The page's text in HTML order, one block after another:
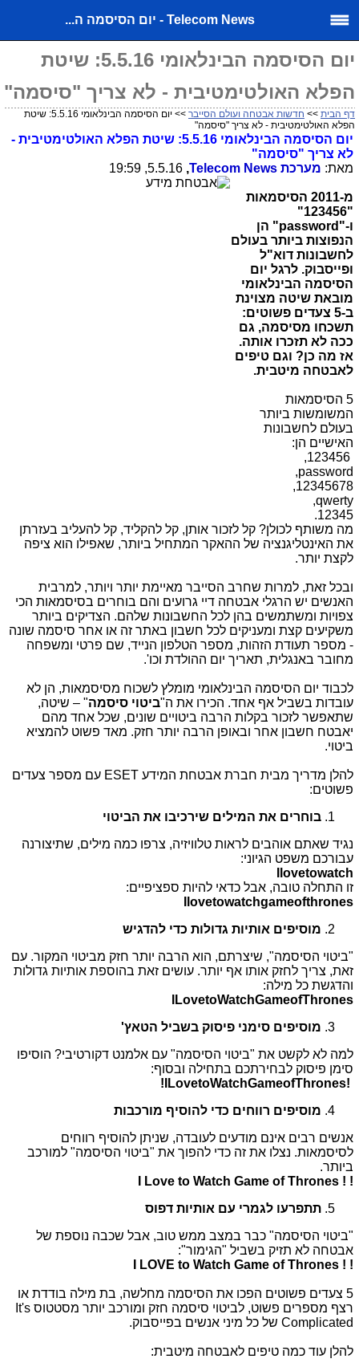
Telecom News - יום הסיסמה ה...
יום הסיסמה הבינלאומי 5.5.16: שיטת
הפלא האולטימטיבית - לא צריך "סיסמה"
דף הבית >> חדשות אבטחה ועולם הסייבר
>> יום הסיסמה הבינלאומי 5.5.16: שיטת
הפלא האולטימטיבית - לא צריך "סיסמה"
יום הסיסמה הבינלאומי 5.5.16: שיטת הפלא האולטימטיבית -
לא צריך "סיסמה"
מאת: מערכת Telecom News
,
מ-2011 הסיסמאות
"123456"
ו-"password" הן
הנפוצות ביותר בעולם
לחשבונות דוא"ל
ופייסבוק. לרגל יום
הסיסמה הבינלאומי
מובאת שיטה מצוינת
ב-5 צעדים פשוטים:
תשכחו מסיסמה, גם
ככה לא תזכרו אותה.
אז מה כן? וגם טיפים
לאבטחה מיטבית.
5 הסיסמאות
המשומשות ביותר
בעולם לחשבונות
האישיים הן:
,password
12345678
,
,qwerty
12345
.
מה משותף לכולן? קל לזכור אותן, קל להקליד, קל להעליב בעזרתן
את האינטליגנציה של ההאקר המתחיל ביותר, שאפילו הוא ציפה
לקצת יותר.
ובכל זאת, למרות שחרב הסייבר מאיימת יותר ויותר, למרבית
האנשים יש הרגלי אבטחה דיי גרועים והם בוחרים בסיסמאות הכי
צפויות ומשתמשים בהן לכל החשבונות שלהם. הצדיקים ביותר
משקיעים קצת ומעניקים לכל חשבון באתר זה או אחר סיסמה שונה
- מספר תעודת הזהות, מספר הטלפון הנייד, שם פרטי ומשפחה
מחובר באנגלית, תאריך יום ההולדת וכו'.
לכבוד יום הסיסמה הבינלאומי מומלץ לשכוח מסיסמאות, הן לא
עובדות בשביל אף אחד. הכירו את ה"ביטוי סיסמה" – שיטה,
שתאפשר לזכור בקלות הרבה ביטויים שונים, שכל אחד מהם
יאבטח חשבון אחר ובאופן הרבה יותר חזק. מאד פשוט להמציא
ביטוי.
להלן מדריך מבית חברת אבטחת המידע ESET עם מספר צעדים
פשוטים:
בוחרים את המילים שירכיבו את הביטוי
נגיד שאתם אוהבים לראות טלוויזיה, צרפו כמה מילים, שתיצורנה
עבורכם משפט הגיוני:
Ilovetowatch
זו התחלה טובה, אבל כדאי להיות ספציפיים:
Ilovetowatchgameofthrones
מוסיפים אותיות גדולות כדי להדגיש
"ביטוי הסיסמה", שיצרתם, הוא הרבה יותר חזק מביטוי המקור. עם
זאת, צריך לחזק אותו אף יותר. עושים זאת בהוספת אותיות גדולות
והדגשת כל מילה:
ILovetoWatchGameofThrones
מוסיפים סימני פיסוק בשביל הטאץ'
למה לא לקשט את "ביטוי הסיסמה" עם אלמנט דקורטיבי? הוסיפו
סימן פיסוק לבחירתכם בתחילה ובסוף:
!ILovetoWatchGameofThrones!
מוסיפים רווחים כדי להוסיף מורכבות
אנשים רבים אינם מודעים לעובדה, שניתן להוסיף רווחים
לסיסמאות. נצלו את זה כדי להפוך את "ביטוי הסיסמה" למורכב
ביותר.
!
I Love to Watch Game of Thrones !
תתפרעו לגמרי עם אותיות דפוס
"ביטוי הסיסמה" כבר במצב ממש טוב, אבל שכבה נוספת של
אבטחה לא תזיק בשביל "הגימור":
!
I LOVE to Watch Game of Thrones !
5 צעדים פשוטים הפכו את הסיסמה מחלשה, בת מילה בודדת או
רצף מספרים פשוט, לביטוי סיסמה חזק ומורכב יותר מסטטוס It's
Complicated של כל מיני אנשים בפייסבוק.
להלן עוד כמה טיפים לאבטחה מיטבית: